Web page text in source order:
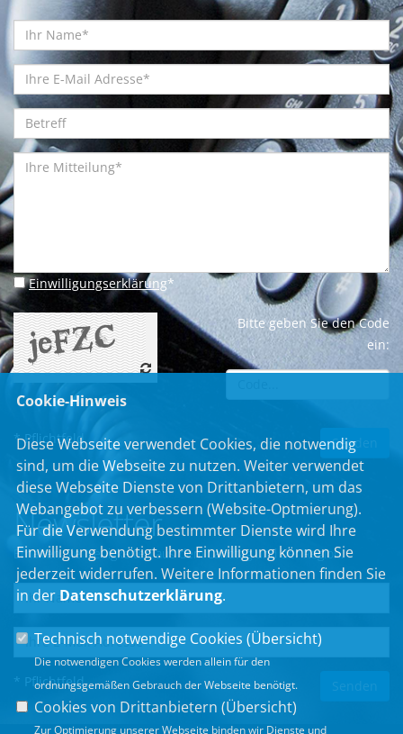
Einwilligungserklärung*
Bitte geben Sie den Code
ein:
* Pflichtfeld
Newsletter
Erhalten Sie Neuigkeiten aus dem Landtag und der Region.
* Pflichtfeld
Cookie-Hinweis
Diese Webseite verwendet Cookies, die notwendig
sind, um die Webseite zu nutzen. Weiter verwendet
diese Webseite Dienste von Drittanbietern, um das
Webangebot zu verbessern (Website-Optmierung).
Für die Verwendung bestimmter Dienste wird Ihre
Einwilligung benötigt. Ihre Einwilligung können Sie
jederzeit widerrufen. Weitere Informationen finden Sie
in der Datenschutzerklärung.
Technisch notwendige Cookies (Übersicht)
Die notwendigen Cookies werden allein für den
ordnungsgemäßen Gebrauch der Webseite benötigt.
Cookies von Drittanbietern (Übersicht)
Zur Optimierung unserer Webseite binden wir Dienste und